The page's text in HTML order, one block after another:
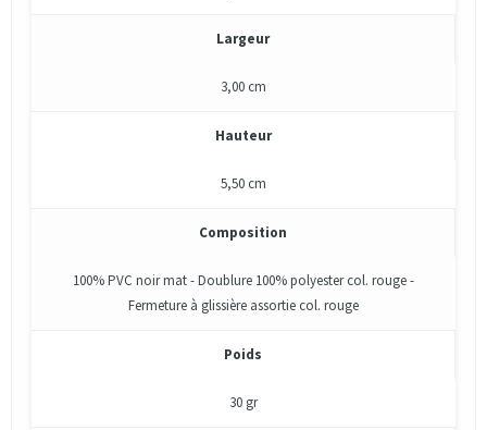
Largeur
3,00 cm
Hauteur
5,50 cm
Composition
100% PVC noir mat - Doublure 100% polyester col. rouge -
Fermeture à glissière assortie col. rouge
Poids
30 gr